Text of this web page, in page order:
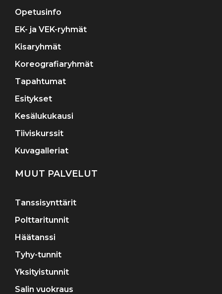
Opetusinfo
EK- ja VEK-ryhmät
Kisaryhmät
Koreografiaryhmät
Tapahtumat
Esitykset
Kesälukukausi
Tiiviskurssit
Kuvagalleriat
MUUT PALVELUT
Tanssisynttärit
Polttaritunnit
Häätanssi
Tyhy-tunnit
Yksityistunnit
Salin vuokraus